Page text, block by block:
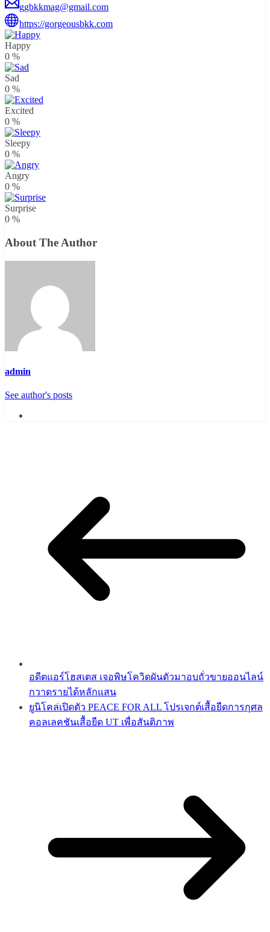
ggbkkmag@gmail.com
https://gorgeousbkk.com
Happy
0 %
Sad
0 %
Excited
0 %
Sleepy
0 %
Angry
0 %
Surprise
0 %
About The Author
admin
See author's posts
อดีตแอร์โฮสเตส เจอพิษโควิดผันตัวมาอบถั่วขายออนไลน์
กวาดรายได้หลักแสน
ยูนิโคล่เปิดตัว PEACE FOR ALL โปรเจกต์เสื้อยืดการกุศล
คอลเลคชันเสื้อยืด UT เพื่อสันติภาพ